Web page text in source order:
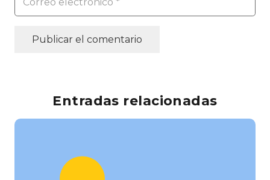
Publicar el comentario
Entradas relacionadas